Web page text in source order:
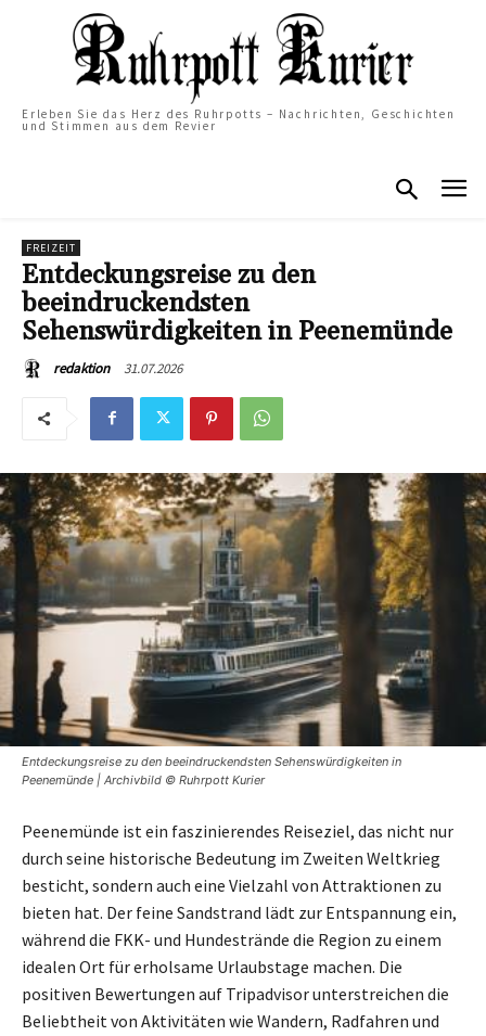
Erleben Sie das Herz des Ruhrpotts – Nachrichten, Geschichten
und Stimmen aus dem Revier
FREIZEIT
Entdeckungsreise zu den
beeindruckendsten
Sehenswürdigkeiten in Peenemünde
redaktion 31.07.2026
Entdeckungsreise zu den beeindruckendsten Sehenswürdigkeiten in
Peenemünde | Archivbild © Ruhrpott Kurier
Peenemünde ist ein faszinierendes Reiseziel, das nicht nur
durch seine historische Bedeutung im Zweiten Weltkrieg
besticht, sondern auch eine Vielzahl von Attraktionen zu
bieten hat. Der feine Sandstrand lädt zur Entspannung ein,
während die FKK- und Hundestrände die Region zu einem
idealen Ort für erholsame Urlaubstage machen. Die
positiven Bewertungen auf Tripadvisor unterstreichen die
Beliebtheit von Aktivitäten wie Wandern, Radfahren und